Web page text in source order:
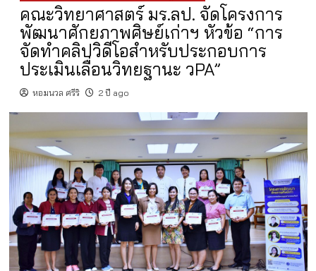
คณะวิทยาศาสตร์ มร.ลป. จัดโครงการ
พัฒนาศักยภาพศิษย์เก่าฯ หัวข้อ “การ
จัดทำคลิปวิดีโอสำหรับประกอบการ
ประเมินเลื่อนวิทยฐานะ วPA”
หอมนวล ศรีริ 2 ปี ago